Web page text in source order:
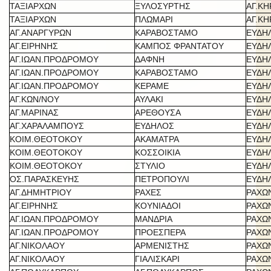
ΤΑΞΙΑΡΧΩΝ
ΞΥΛΟΣΥΡΤΗΣ
ΤΑΞΙΑΡΧΩΝ
ΠΛΩΜΑΡΙ
ΑΓ.ΑΝΑΡΓΥΡΩΝ
ΚΑΡΑΒΟΣΤΑΜΟ
ΑΓ.ΕΙΡΗΝΗΣ
ΚΑΜΠΟΣ ΦΡΑΝΤΑΤΟΥ
ΑΓ.ΙΩΑΝ.ΠΡΟΔΡΟΜΟΥ
ΔΑΦΝΗ
ΑΓ.ΙΩΑΝ.ΠΡΟΔΡΟΜΟΥ
ΚΑΡΑΒΟΣΤΑΜΟ
ΑΓ.ΙΩΑΝ.ΠΡΟΔΡΟΜΟΥ
ΚΕΡΑΜΕ
ΑΓ.ΚΩΝ/ΝΟΥ
ΑΥΛΑΚΙ
ΑΓ.ΜΑΡΙΝΑΣ
ΑΡΕΘΟΥΣΑ
ΑΓ.ΧΑΡΑΛΑΜΠΟΥΣ
ΕΥΔΗΛΟΣ
ΚΟΙΜ.ΘΕΟΤΟΚΟΥ
ΑΚΑΜΑΤΡΑ
ΚΟΙΜ.ΘΕΟΤΟΚΟΥ
ΚΟΣΣΟΙΚΙΑ
ΚΟΙΜ.ΘΕΟΤΟΚΟΥ
ΣΤΥΛΙΟ
ΟΣ.ΠΑΡΑΣΚΕΥΗΣ
ΠΕΤΡΟΠΟΥΛΙ
ΑΓ.ΔΗΜΗΤΡΙΟΥ
ΡΑΧΕΣ
ΑΓ.ΕΙΡΗΝΗΣ
ΚΟΥΝΙΑΔΟΙ
ΑΓ.ΙΩΑΝ.ΠΡΟΔΡΟΜΟΥ
ΜΑΝΔΡΙΑ
ΑΓ.ΙΩΑΝ.ΠΡΟΔΡΟΜΟΥ
ΠΡΟΕΣΠΕΡΑ
ΑΓ.ΝΙΚΟΛΑΟΥ
ΑΡΜΕΝΙΣΤΗΣ
ΑΓ.ΝΙΚΟΛΑΟΥ
ΓΙΑΛΙΣΚΑΡΙ